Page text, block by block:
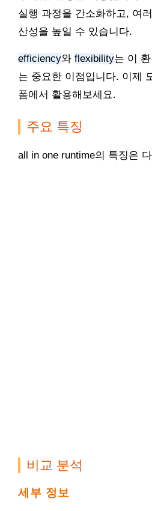
실행 과정을 간소화하고, 여
산성을 높일 수 있습니다.
efficiency와 flexibility는 이
는 중요한 이점입니다. 이제
폼에서 활용해보세요.
주요 특징
all in one runtime의 특징은
비교 분석
세부 정보